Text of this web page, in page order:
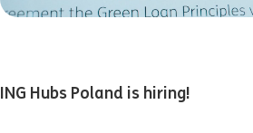
ING Hubs Poland is hiring!